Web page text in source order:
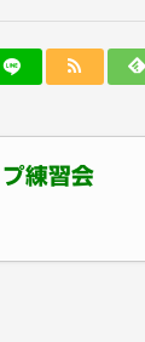
プ練習会